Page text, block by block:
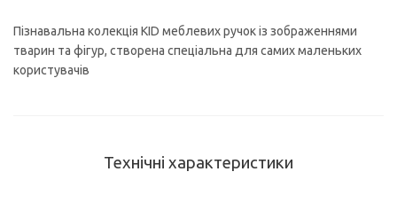
Пізнавальна колекція KID меблевих ручок із зображеннями
тварин та фігур, створена спеціальна для самих маленьких
користувачів
Технічні характеристики